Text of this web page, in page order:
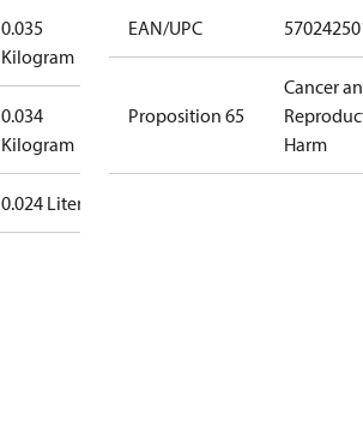
0.035
Kilogram
0.034
Kilogram
0.024 Liter
EAN/UPC
Proposition 65
Cancer
Harm